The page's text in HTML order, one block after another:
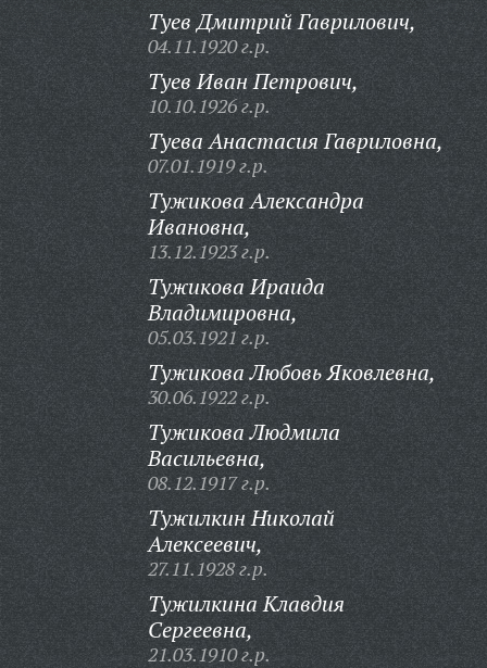
Туев Дмитрий Гаврилович,
04.11.1920 г.р.
Туев Иван Петрович,
10.10.1926 г.р.
Туева Анастасия Гавриловна,
07.01.1919 г.р.
Тужикова Александра
Ивановна,
13.12.1923 г.р.
Тужикова Ираида
Владимировна,
05.03.1921 г.р.
Тужикова Любовь Яковлевна,
30.06.1922 г.р.
Тужикова Людмила
Васильевна,
08.12.1917 г.р.
Тужилкин Николай
Алексеевич,
27.11.1928 г.р.
Тужилкина Клавдия
Сергеевна,
21.03.1910 г.р.